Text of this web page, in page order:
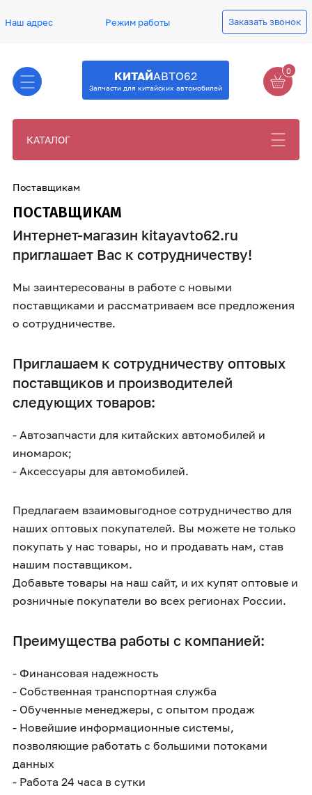
Наш адрес Режим работы Заказать звонок
КИТАЙАВТО62
Запчасти для китайских автомобилей
0
КАТАЛОГ
Поставщикам
ПОСТАВЩИКАМ
Интернет-магазин kitayavto62.ru
приглашает Вас к сотрудничеству!
Мы заинтересованы в работе с новыми
поставщиками и рассматриваем все предложения
о сотрудничестве.
Приглашаем к сотрудничеству оптовых
поставщиков и производителей
следующих товаров:
- Автозапчасти для китайских автомобилей и
иномарок;
- Аксессуары для автомобилей.
Предлагаем взаимовыгодное сотрудничество для
наших оптовых покупателей. Вы можете не только
покупать у нас товары, но и продавать нам, став
нашим поставщиком.
Добавьте товары на наш сайт, и их купят оптовые и
розничные покупатели во всех регионах России.
Преимущества работы с компанией:
- Финансовая надежность
- Собственная транспортная служба
- Обученные менеджеры, с опытом продаж
- Новейшие информационные системы,
позволяющие работать с большими потоками
данных
- Работа 24 часа в сутки